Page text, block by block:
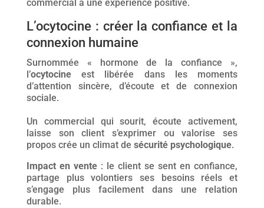
commercial à une expérience positive.
L’ocytocine : créer la confiance et la
connexion humaine
Surnommée « hormone de la confiance »,
l’ocytocineest libérée dans les moments
d’attention sincère, d’écoute et de connexion
sociale.
Un commercial qui sourit, écoute activement,
laisse son client s’exprimer ou valorise ses
propos crée un climat de sécurité psychologique.
Impact en vente: le client se sent en confiance,
partage plus volontiers ses besoins réels et
s’engage plus facilement dans une relation
durable.